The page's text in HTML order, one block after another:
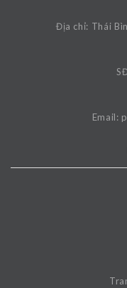
Địa chỉ: Thái
Email: